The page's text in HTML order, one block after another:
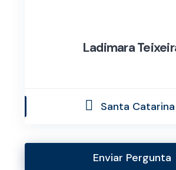
Ladimara
Santa Catarina
Enviar Pergunta